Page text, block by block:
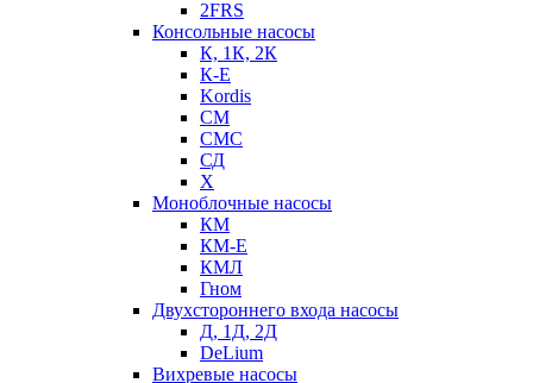
2FRS
Консольные насосы
К, 1К, 2К
К-Е
Kordis
СМ
СМС
СД
Х
Моноблочные насосы
КМ
КМ-Е
КМЛ
Гном
Двухстороннего входа насосы
Д, 1Д, 2Д
DeLium
Вихревые насосы